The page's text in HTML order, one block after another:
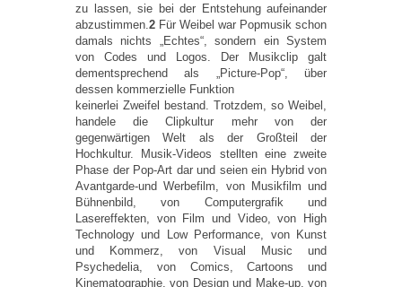
zu lassen, sie bei der Entstehung aufeinander
abzustimmen. 2 Für Weibel war Popmusik schon
damals nichts „Echtes“, sondern ein System
von Codes und Logos. Der Musikclip galt
dementsprechend als „Picture-Pop“, über
dessen kommerzielle Funktion
keinerlei Zweifel bestand. Trotzdem, so Weibel,
handele die Clipkultur mehr von der
gegenwärtigen Welt als der Großteil der
Hochkultur. Musik-Videos stellten eine zweite
Phase der Pop-Art dar und seien ein Hybrid von
Avantgarde-und Werbefilm, von Musikfilm und
Bühnenbild, von Computergrafik und
Lasereffekten, von Film und Video, von High
Technology und Low Performance, von Kunst
und Kommerz, von Visual Music und
Psychedelia, von Comics, Cartoons und
Kinematographie, von Design und Make-up, von